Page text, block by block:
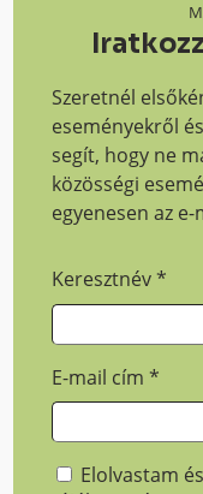
Szeretnél
eseményekről
segít, hogy ne
közösségi
egyenesen az
Keresztnév*
E-mail cím*
Elolvastam